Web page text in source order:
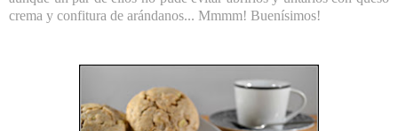
crema y confitura de arándanos... Mmmm! Buenísimos!